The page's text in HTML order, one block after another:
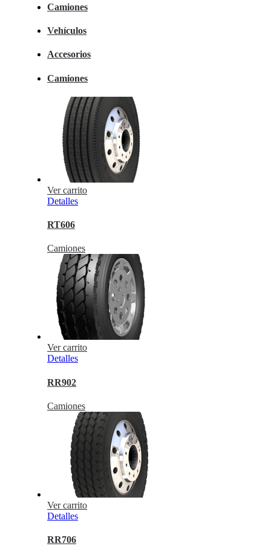
Camiones
Vehículos
Accesorios
Camiones
Ver carrito
Detalles
RT606
Camiones
Ver carrito
Detalles
RR902
Camiones
Ver carrito
Detalles
RR706